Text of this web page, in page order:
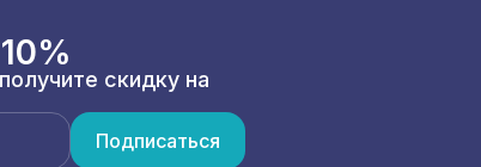
скидку на
Подписаться